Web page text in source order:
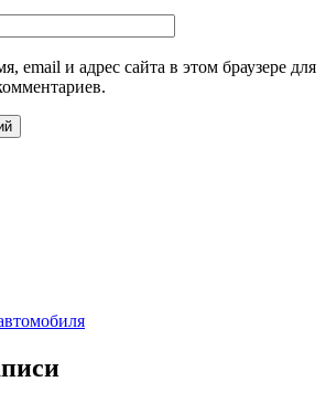
email и адрес сайта в этом браузере для